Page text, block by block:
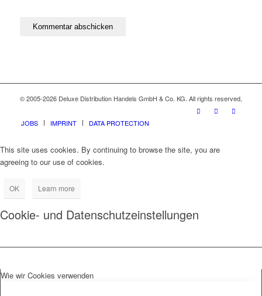
© 2005-2026 Deluxe Distribution Handels GmbH & Co. KG. All rights reserved,
JOBS IMPRINT DATA PROTECTION
This site uses cookies. By continuing to browse the site, you are
agreeing to our use of cookies.
OK Learn more
Cookie- und Datenschutzeinstellungen
Wie wir Cookies verwenden